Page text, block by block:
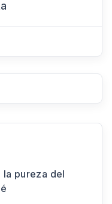
la pureza del